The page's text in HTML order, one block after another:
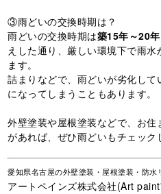
③雨どいの交換時期は？
雨どいの交換時期は築15年～20年
えした通り、厳しい環境下で雨
ます。
詰まりなどで、雨どいが劣化し
になってしまうこともあります。
外壁塗装や屋根塗装などで、お
があれば、ぜひ雨どいもチェック
愛知県名古屋の外壁塗装・屋根塗装・防水
アートペインズ株式会社(Art